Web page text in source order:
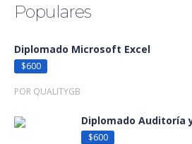
Populares
Diplomado Microsoft Excel
$600
POR QUALITYGB
Diplomado Auditoría
$600